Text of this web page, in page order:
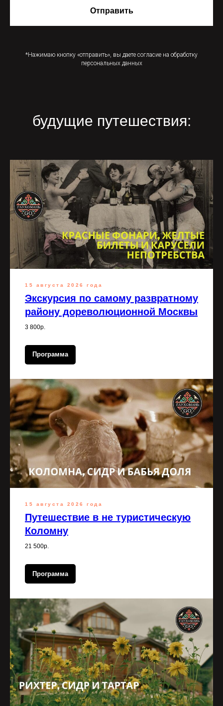
Отправить
*Нажимаю кнопку «отправить», вы даете согласие на обработку
персональных данных
будущие путешествия:
15 августа 2026 года
Экскурсия по самому развратному
району дореволюционной Москвы
3 800р.
Программа
15 августа 2026 года
Путешествие в не туристическую
Коломну
21 500р.
Программа